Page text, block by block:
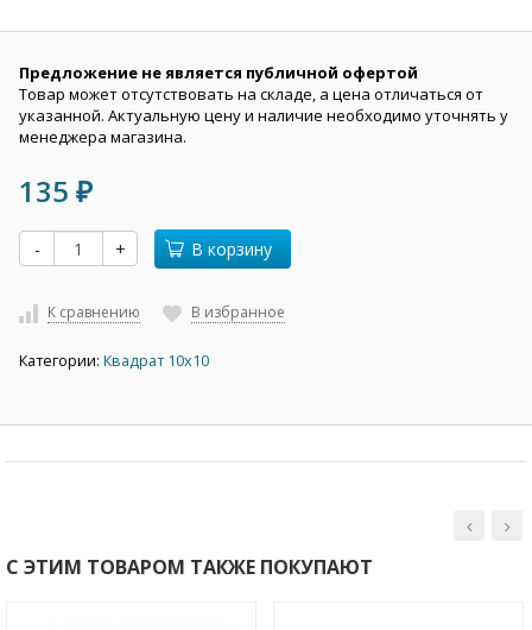
Предложение не является публичной офертой
Товар может отсутствовать на складе, а цена отличаться от
указанной. Актуальную цену и наличие необходимо уточнять у
менеджера магазина.
135 ₽
- + В корзину
К сравнению В избранное
Категории: Квадрат 10х10
С ЭТИМ ТОВАРОМ ТАКЖЕ ПОКУПАЮТ